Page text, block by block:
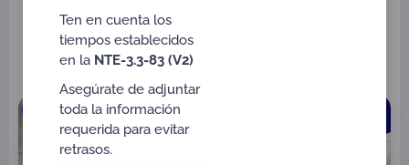
Próximo Webinar:
Ten en cuenta los
tiempos establecidos
en la NTE-3.3-83 (V2)
Asegúrate de adjuntar
toda la información
requerida para evitar
retrasos.